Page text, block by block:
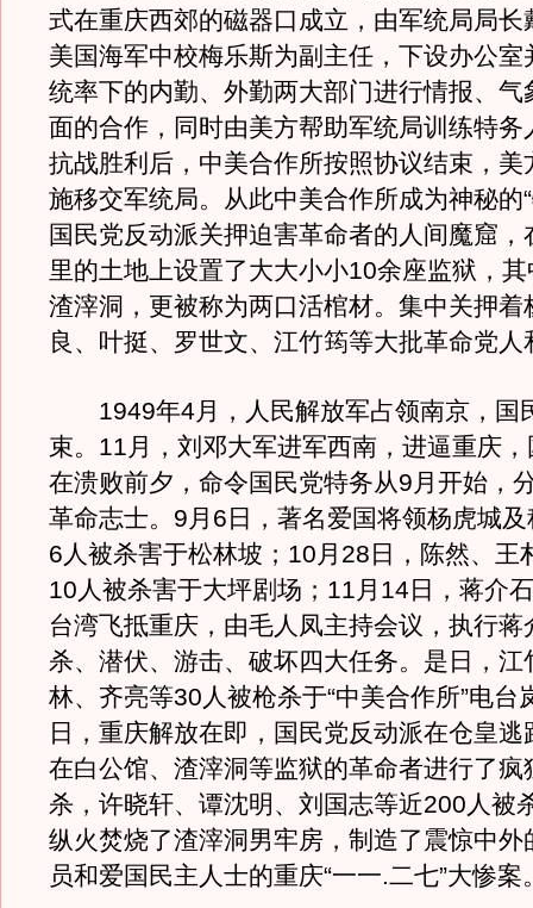
式在重庆西郊的磁器口成立，由军统局局长
美国海军中校梅乐斯为副主任，下设办公室
统率下的内勤、外勤两大部门进行情报、气
面的合作，同时由美方帮助军统局训练特
抗战胜利后，中美合作所按照协议结束，美
施移交军统局。从此中美合作所成为神秘的
国民党反动派关押迫害革命者的人间魔窟，
里的土地上设置了大大小小10余座监狱，
渣滓洞，更被称为两口活棺材。集中关押着
良、叶挺、罗世文、江竹筠等大批革命党人
1949年4月，人民解放军占领南京，国
束。11月，刘邓大军进军西南，进逼重庆
在溃败前夕，命令国民党特务从9月开始，
革命志士。9月6日，著名爱国将领杨虎城
6人被杀害于松林坡；10月28日，陈然、王
10人被杀害于大坪剧场；11月14日，蒋介
台湾飞抵重庆，由毛人凤主持会议，执行蒋
杀、潜伏、游击、破坏四大任务。是日，江
林、齐亮等30人被枪杀于“中美合作所”电台
日，重庆解放在即，国民党反动派在仓皇逃
在白公馆、渣滓洞等监狱的革命者进行了疯
杀，许晓轩、谭沈明、刘国志等近200人被
纵火焚烧了渣滓洞男牢房，制造了震惊中外
员和爱国民主人士的重庆“一一.二七”大